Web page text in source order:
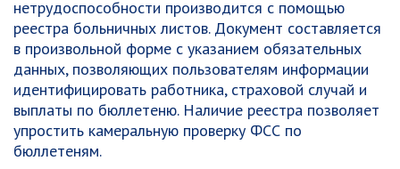
нетрудоспособности производится с помощью
реестра больничных листов. Документ составляется
в произвольной форме с указанием обязательных
данных, позволяющих пользователям информации
идентифицировать работника, страховой случай и
выплаты по бюллетеню. Наличие реестра позволяет
упростить камеральную проверку ФСС по
бюллетеням.